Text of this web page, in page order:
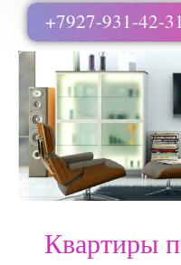
+7927-931-42-31
Квартиры